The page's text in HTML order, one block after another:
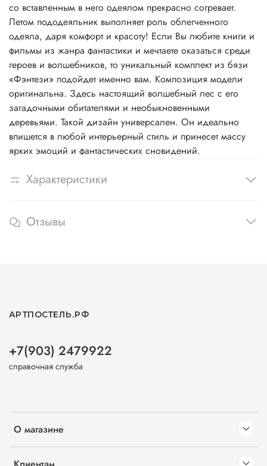
со вставленным в него одеялом прекрасно согревает.
Летом пододеяльник выполняет роль облегченного
одеяла, даря комфорт и красоту! Если Вы любите книги и
фильмы из жанра фантастики и мечтаете оказаться среди
героев и волшебников, то уникальный комплект из бязи
«Фэнтези» подойдет именно вам. Композиция модели
оригинальна. Здесь настоящий волшебный лес с его
загадочными обитателями и необыкновенными
деревьями. Такой дизайн универсален. Он идеально
впишется в любой интерьерный стиль и принесет массу
ярких эмоций и фантастических сновидений.
Характеристики
Отзывы
О магазине
АРТПОСТЕЛЬ.РФ
+7(903) 2479922
справочная служба